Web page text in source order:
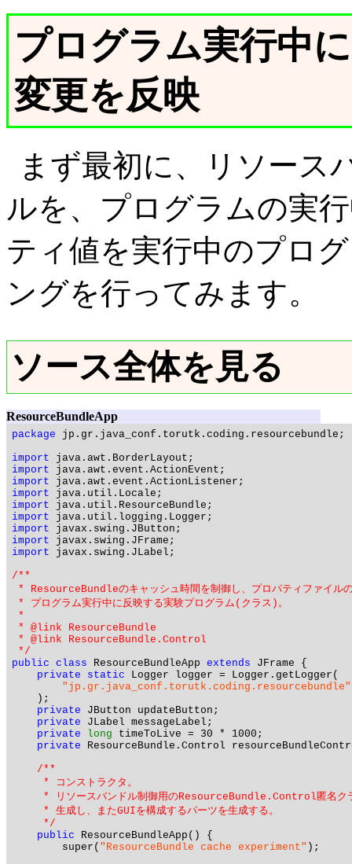
プログラム実行中
変更を反映
まず最初に、リソース
ルを、プログラムの実
ティ値を実行中のプロ
ングを行ってみます。
ソース全体を見る
ResourceBundleApp
package jp.gr.java_conf.torutk.coding.resourcebundle;
import
import
import
import
import
import
import
import
import javax.swing.JLabel;
/**
* ResourceBundleのキャッシュ時間を制御し、プロパティファイル
* プログラム実行中に反映する実験プログラム(クラス)。
*
* @link ResourceBundle
* @link ResourceBundle.Control
*/
public class ResourceBundleApp extends JFrame {
private
static Logger logger = Logger.getLogger(
"jp.gr.java_conf.torutk.coding.resourcebundle"
    );
private JButton updateButton;
private JLabel messageLabel;
private
long timeToLive = 30 * 1000;
private ResourceBundle.Control
/**
     * コンストラクタ。
* リソースバンドル制御用のResourceBundle.Control匿名ク
     * 生成し、またGUIを構成するパーツを生成する。
     */
public ResourceBundleApp() {
        super(
"ResourceBundle cache experiment" );